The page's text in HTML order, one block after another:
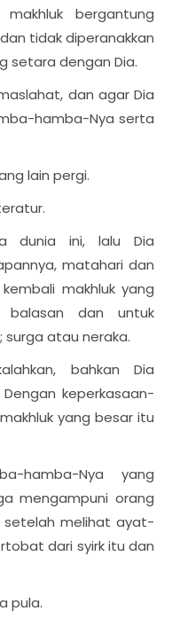
bergantung
tidak diperanakkan
setara dengan Dia.
dan agar Dia
hamba-Nya serta
lain pergi.
dunia ini, lalu Dia
matahari dan
makhluk yang
dan untuk
atau neraka.
bahkan Dia
keperkasaan-
yang besar itu
hamba-Nya yang
mengampuni orang
setelah melihat ayat-
dari syirk itu dan
pula.